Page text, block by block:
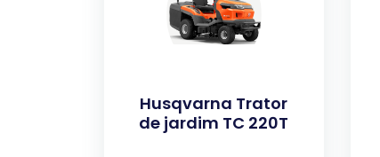
Husqvarna Trator
de jardim TC 220T